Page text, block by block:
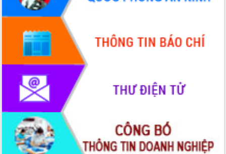
Đẩy mạnh cải cách hành chính, quyết
tâm đạt được mục tiêu tăng trưởng
hai con số trong năm 2026
Tổ chức trang trọng Lễ hội Đền thờ
Lương Văn Chánh năm 2026
Phó Bí thư Tỉnh ủy Đắk Lắk Đỗ Hữu
Huy giữ chức Bí thư Đảng ủy Ủy Ban
Nhân dân tỉnh
Bệnh án điện tử thúc đẩy chuyển đổi
số y tế tại Đắk Lắk
Chuyển đổi số thư viện: Mở rộng
không gian tri thức trong thời đại số
Đánh giá, rút kinh nghiệm công tác tổ
chức diễn tập trước ngày bầu cử